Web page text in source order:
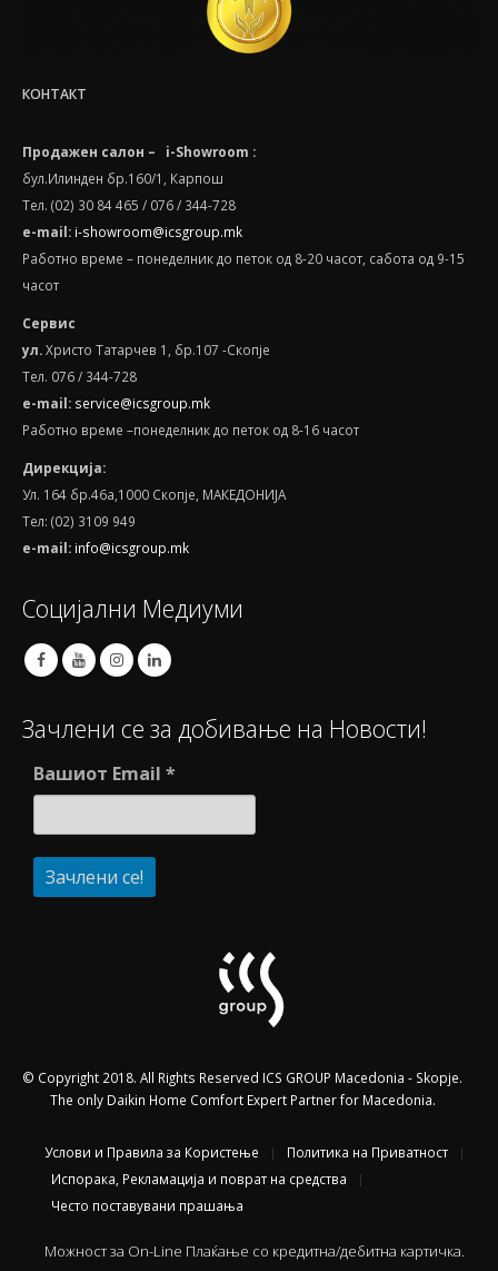
КОНТАКТ
Продажен салон – i-Showroom :
бул.Илинден бр.160/1, Карпош
Тел. (02) 30 84 465 / 076 / 344-728
e-mail: i-showroom@icsgroup.mk
Работно време – понеделник до петок од 8-20 часот, сабота oд 9-15
часот
Сервис
ул.Христо Татарчев 1, бр.107 -Скопје
Тел. 076 / 344-728
e-mail: service@icsgroup.mk
Работно време –понеделник до петок од 8-16 часот
Дирекција:
Ул. 164 бр.46а,1000 Скопје, МАКЕДОНИЈА
Тел: (02) 3109 949
e-mail: info@icsgroup.mk
Социјални Медиуми
Зачлени се за добивање на Новости!
Вашиот Email *
© Copyright 2018. All Rights Reserved ICS GROUP Macedonia - Skopje.
The only Daikin Home Comfort Expert Partner for Macedonia.
Услови и Правила за Користење
Политика на Приватност
Испорака, Рекламација и поврат на средства
Често поставувани прашања
Можност за On-Line Плаќање со кредитна/дебитна картичка.